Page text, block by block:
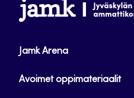
www.jamk.fi
Jamk Arena
Avoimet oppimateriaalit